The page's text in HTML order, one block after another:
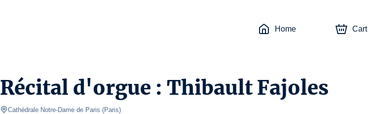
Home Cart
Récital d'orgue : Thibault Fajoles
Cathédrale Notre-Dame de Paris (Paris)